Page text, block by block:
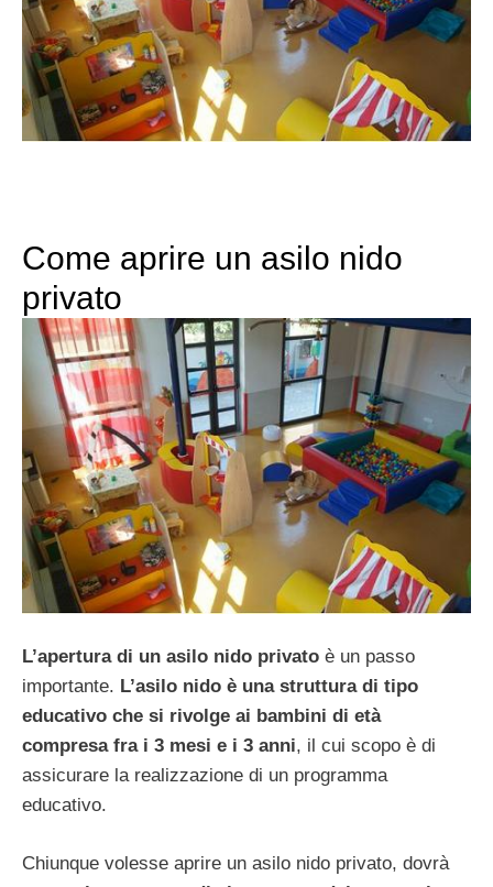
Come aprire un asilo nido
privato
L’apertura di un asilo nido privato è un passo
importante. L’asilo nido è una struttura di tipo
educativo che si rivolge ai bambini di età
compresa fra i 3 mesi e i 3 anni, il cui scopo è di
assicurare la realizzazione di un programma
educativo.
Chiunque volesse aprire un asilo nido privato, dovrà